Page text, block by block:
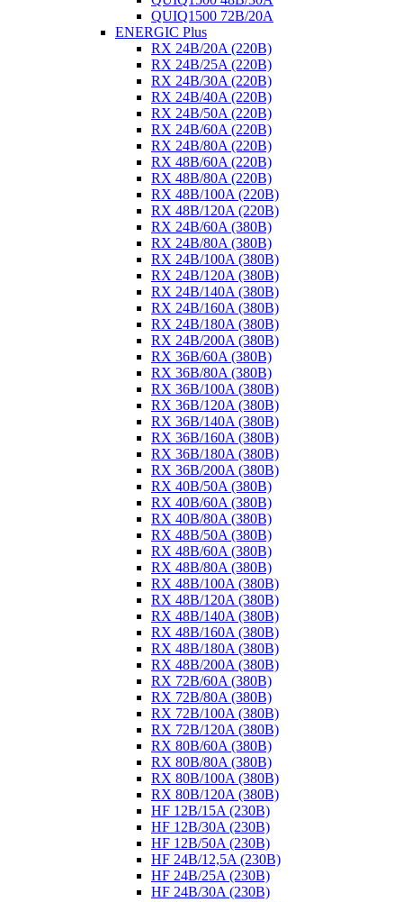
QUIQ1500 72B/20A
ENERGIC Plus
RX 24B/20A (220B)
RX 24B/25A (220B)
RX 24B/30A (220B)
RX 24B/40A (220B)
RX 24B/50A (220B)
RX 24B/60A (220B)
RX 24B/80A (220B)
RX 48B/60A (220B)
RX 48B/80A (220B)
RX 48B/100A (220B)
RX 48B/120A (220B)
RX 24B/60A (380B)
RX 24B/80A (380B)
RX 24B/100A (380B)
RX 24B/120A (380B)
RX 24B/140A (380B)
RX 24B/160A (380B)
RX 24B/180A (380B)
RX 24B/200A (380B)
RX 36B/60A (380B)
RX 36B/80A (380B)
RX 36B/100A (380B)
RX 36B/120A (380B)
RX 36B/140A (380B)
RX 36B/160A (380B)
RX 36B/180A (380B)
RX 36B/200A (380B)
RX 40B/50A (380B)
RX 40B/60A (380B)
RX 40B/80A (380B)
RX 48B/50A (380B)
RX 48B/60A (380B)
RX 48B/80A (380B)
RX 48B/100A (380B)
RX 48B/120A (380B)
RX 48B/140A (380B)
RX 48B/160A (380B)
RX 48B/180A (380B)
RX 48B/200A (380B)
RX 72B/60A (380B)
RX 72B/80A (380B)
RX 72B/100A (380B)
RX 72B/120A (380B)
RX 80B/60A (380B)
RX 80B/80A (380B)
RX 80B/100A (380B)
RX 80B/120A (380B)
HF 12B/15A (230B)
HF 12B/30A (230B)
HF 12B/50A (230B)
HF 24B/12,5A (230B)
HF 24B/25A (230B)
HF 24B/30A (230B)